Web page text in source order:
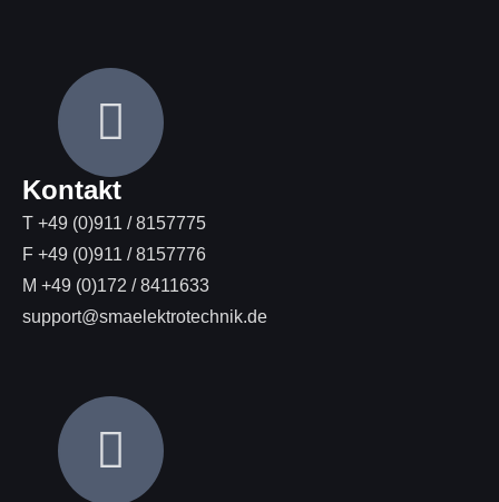
Kontakt
T +49 (0)911 / 8157775
F +49 (0)911 / 8157776
M +49 (0)172 / 8411633
support@smaelektrotechnik.de